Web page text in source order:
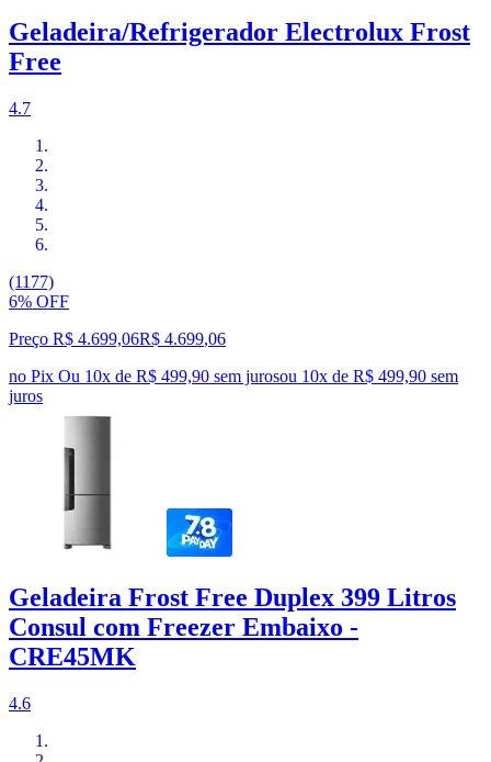
Geladeira/Refrigerador Electrolux Frost
Free
4.7
(1177)
6% OFF
Preço R$ 4.699,06R$ 4.699,06
no Pix Ou 10x de R$ 499,90 sem jurosou 10x de R$ 499,90 sem
juros
Geladeira Frost Free Duplex 399 Litros
Consul com Freezer Embaixo -
CRE45MK
4.6